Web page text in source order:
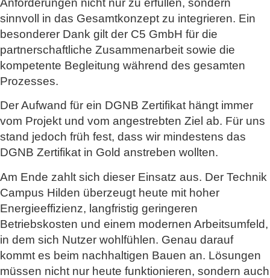
Anforderungen nicht nur zu erfüllen, sondern
sinnvoll in das Gesamtkonzept zu integrieren. Ein
besonderer Dank gilt der C5 GmbH für die
partnerschaftliche Zusammenarbeit sowie die
kompetente Begleitung während des gesamten
Prozesses.
Der Aufwand für ein DGNB Zertifikat hängt immer
vom Projekt und vom angestrebten Ziel ab. Für uns
stand jedoch früh fest, dass wir mindestens das
DGNB Zertifikat in Gold anstreben wollten.
Am Ende zahlt sich dieser Einsatz aus. Der Technik
Campus Hilden überzeugt heute mit hoher
Energieeffizienz, langfristig geringeren
Betriebskosten und einem modernen Arbeitsumfeld,
in dem sich Nutzer wohlfühlen. Genau darauf
kommt es beim nachhaltigen Bauen an. Lösungen
müssen nicht nur heute funktionieren, sondern auch